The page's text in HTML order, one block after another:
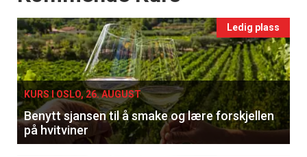
Ledig plass
KURS I OSLO, 26. AUGUST
Benytt sjansen til å smake og lære forskjellen
på hvitviner